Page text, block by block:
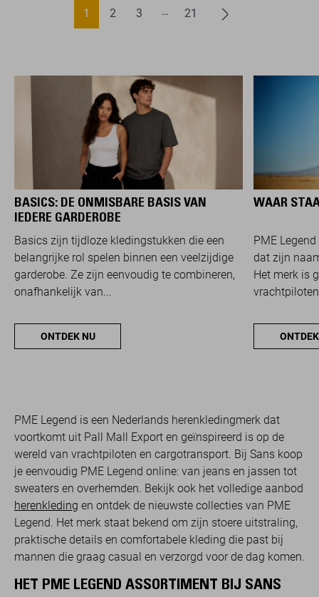
1 2 3 21
BASICS: DE ONMISBARE BASIS VAN
IEDERE GARDEROBE
Basics zijn tijdloze kledingstukken die een
belangrijke rol spelen binnen een veelzijdige
garderobe. Ze zijn eenvoudig te combineren,
onafhankelijk van...
ONTDEK NU
WAAR
PME
dat zijn
Het merk is
PME Legend is een Nederlands herenkledingmerk dat
voortkomt uit Pall Mall Export en geïnspireerd is op de
wereld van vrachtpiloten en cargotransport. Bij Sans koop
je eenvoudig PME Legend online: van jeans en jassen tot
sweaters en overhemden. Bekijk ook het volledige aanbod
herenkleding en ontdek de nieuwste collecties van PME
Legend. Het merk staat bekend om zijn stoere uitstraling,
praktische details en comfortabele kleding die past bij
mannen die graag casual en verzorgd voor de dag komen.
HET PME LEGEND ASSORTIMENT BIJ SANS